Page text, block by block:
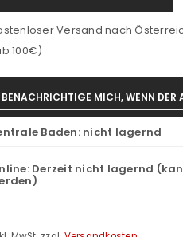
Versand nach
100€)
BENACHRICHTIGE MICH, WENN DER
Baden: nicht lagernd
Derzeit nicht lagernd